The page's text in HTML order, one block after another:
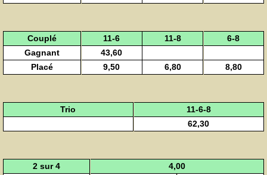
Couplé 11-6 11-8
6-8
Gagnant
43,60
Placé
9,50 6,80 8,80
Trio
11-6-8
62,30
2 sur 4
4,00